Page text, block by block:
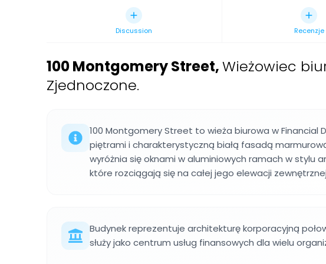
Discussion Recenzje
100 Montgomery Street,Wieżowiec
Zjednoczone.
100 Montgomery Street to wieża biurowa w Financial
piętrami i charakterystyczną białą fasadą
wyróżnia się oknami w aluminiowych ramach w stylu
które rozciągają się na całej jego elewacji
Budynek reprezentuje architekturę korporacyjną
służy jako centrum usług finansowych dla wielu